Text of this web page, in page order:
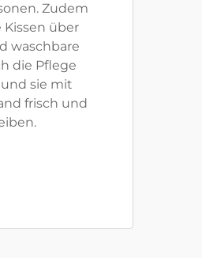
Zudem
über
waschbare
die Pflege
sie mit
frisch und